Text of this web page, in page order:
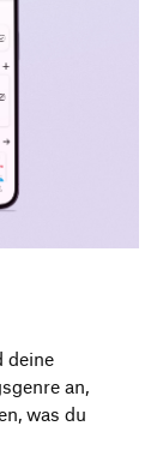
deine
an,
was du